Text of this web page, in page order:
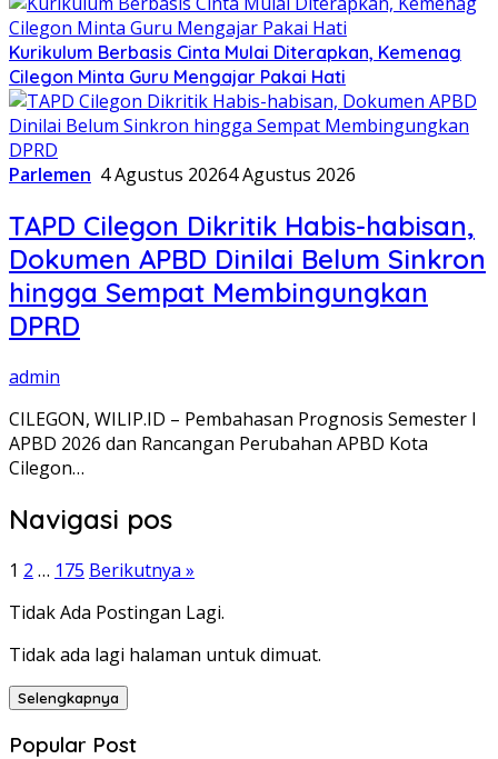
Kurikulum Berbasis Cinta Mulai Diterapkan, Kemenag
Cilegon Minta Guru Mengajar Pakai Hati
Parlemen 4 Agustus 20264 Agustus 2026
TAPD Cilegon Dikritik Habis-habisan,
Dokumen APBD Dinilai Belum Sinkron
hingga Sempat Membingungkan
DPRD
admin
CILEGON, WILIP.ID – Pembahasan Prognosis Semester I
APBD 2026 dan Rancangan Perubahan APBD Kota
Cilegon…
Navigasi pos
1 2 … 175 Berikutnya »
Tidak Ada Postingan Lagi.
Tidak ada lagi halaman untuk dimuat.
Selengkapnya
Popular Post